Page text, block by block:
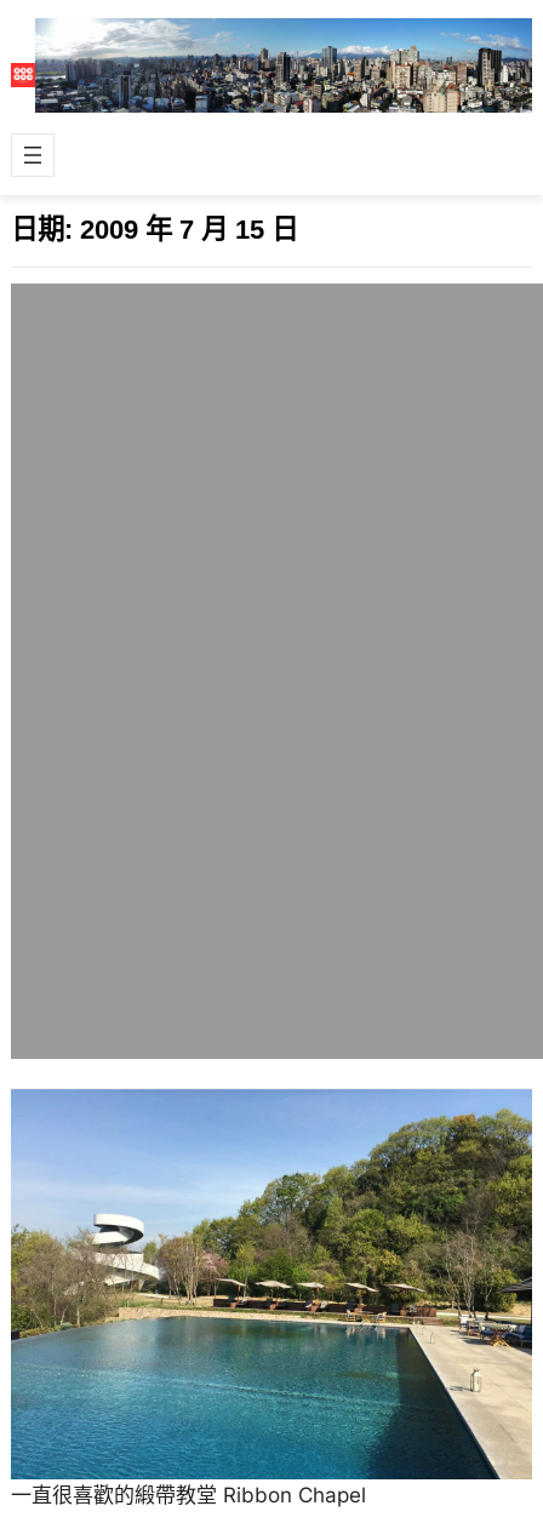
日期: 2009 年 7 月 15 日
一直很喜歡的緞帶教堂 Ribbon Chapel